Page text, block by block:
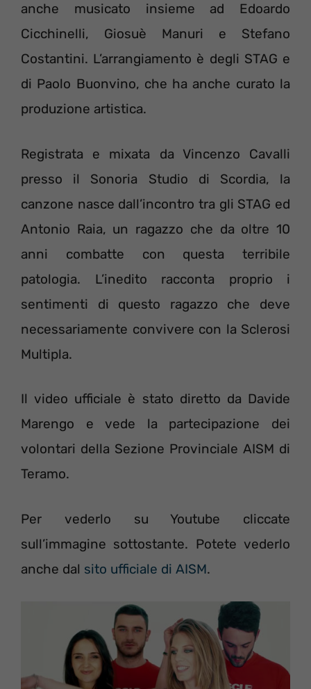
anche musicato insieme ad Edoardo
Cicchinelli, Giosuè Manuri e Stefano
Costantini. L’arrangiamento è degli STAG e
di Paolo Buonvino, che ha anche curato la
produzione artistica.
Registrata e mixata da Vincenzo Cavalli
presso il Sonoria Studio di Scordia, la
canzone nasce dall’incontro tra gli STAG ed
Antonio Raia, un ragazzo che da oltre 10
anni combatte con questa terribile
patologia. L’inedito racconta proprio i
sentimenti di questo ragazzo che deve
necessariamente convivere con la Sclerosi
Multipla.
Il video ufficiale è stato diretto da Davide
Marengo e vede la partecipazione dei
volontari della Sezione Provinciale AISM di
Teramo.
Per vederlo su Youtube cliccate
sull’immagine sottostante. Potete vederlo
anche dal sito ufficiale di AISM.